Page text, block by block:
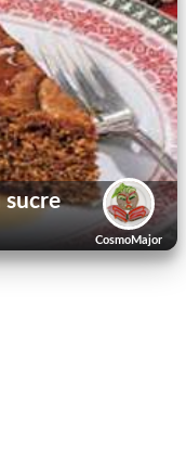
CosmoMajor
sucre